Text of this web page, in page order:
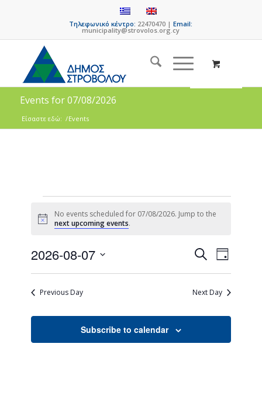
Τηλεφωνικό κέντρο: 22470470 |Email:
municipality@strovolos.org.cy
Events for 07/08/2026
Είσαστε εδώ: /Events
Notice
No events scheduled for 07/08/2026. Jump to the
next upcoming events.
Events
Search
and
SearchEvent
Views
Day
2026-08-07
Previous Day
Next Day
Subscribe to calendar